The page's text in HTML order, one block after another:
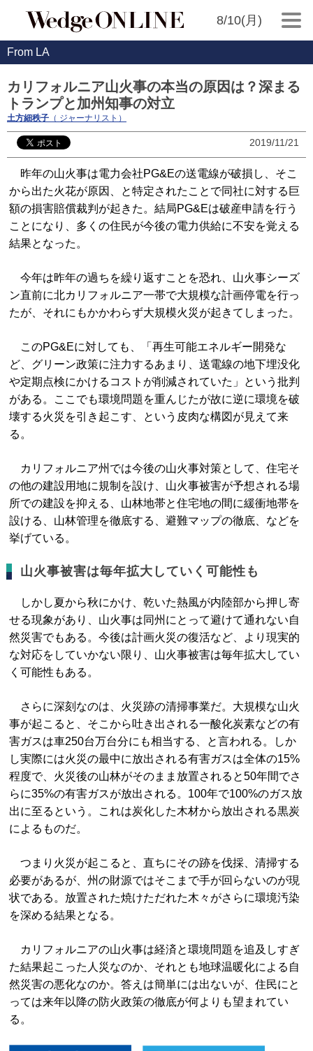
8/10(月)
From LA
カリフォルニア山火事の本当の原因は？深まる
トランプと加州知事の対立
土方細秩子 （ ジャーナリスト）
2019/11/21
昨年の山火事は電力会社PG&Eの送電線が破損し、そこ
から出た火花が原因、と特定されたことで同社に対する巨
額の損害賠償裁判が起きた。結局PG&Eは破産申請を行う
ことになり、多くの住民が今後の電力供給に不安を覚える
結果となった。
今年は昨年の過ちを繰り返すことを恐れ、山火事シーズ
ン直前に北カリフォルニア一帯で大規模な計画停電を行っ
たが、それにもかかわらず大規模火災が起きてしまった。
このPG&Eに対しても、「再生可能エネルギー開発な
ど、グリーン政策に注力するあまり、送電線の地下埋没化
や定期点検にかけるコストが削減されていた」という批判
がある。ここでも環境問題を重んじたが故に逆に環境を破
壊する火災を引き起こす、という皮肉な構図が見えて来
る。
カリフォルニア州では今後の山火事対策として、住宅そ
の他の建設用地に規制を設け、山火事被害が予想される場
所での建設を抑える、山林地帯と住宅地の間に緩衝地帯を
設ける、山林管理を徹底する、避難マップの徹底、などを
挙げている。
山火事被害は毎年拡大していく可能性も
しかし夏から秋にかけ、乾いた熱風が内陸部から押し寄
せる現象があり、山火事は同州にとって避けて通れない自
然災害でもある。今後は計画火災の復活など、より現実的
な対応をしていかない限り、山火事被害は毎年拡大してい
く可能性もある。
さらに深刻なのは、火災跡の清掃事業だ。大規模な山火
事が起こると、そこから吐き出される一酸化炭素などの有
害ガスは車250台万台分にも相当する、と言われる。しか
し実際には火災の最中に放出される有害ガスは全体の15%
程度で、火災後の山林がそのまま放置されると50年間でさ
らに35%の有害ガスが放出される。100年で100%のガス放
出に至るという。これは炭化した木材から放出される黒炭
によるものだ。
つまり火災が起こると、直ちにその跡を伐採、清掃する
必要があるが、州の財源ではそこまで手が回らないのが現
状である。放置された焼けただれた木々がさらに環境汚染
を深める結果となる。
カリフォルニアの山火事は経済と環境問題を追及しすぎ
た結果起こった人災なのか、それとも地球温暖化による自
然災害の悪化なのか。答えは簡単には出ないが、住民にと
っては来年以降の防火政策の徹底が何よりも望まれてい
る。